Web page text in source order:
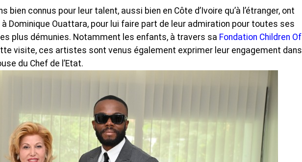
bien connus pour leur talent, aussi bien en Côte d’Ivoire qu’à l’étranger, ont
Dominique Ouattara, pour lui faire part de leur admiration pour toutes ses
plus démunies. Notamment les enfants, à travers sa Fondation Children Of
visite, ces artistes sont venus également exprimer leur engagement dans
du Chef de l’Etat.